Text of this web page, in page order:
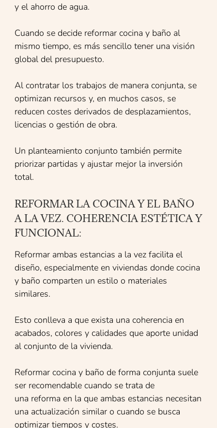
y el ahorro de agua.
Cuando se decide reformar cocina y baño al
mismo tiempo, es más sencillo tener una visión
global del presupuesto.
Al contratar los trabajos de manera conjunta, se
optimizan recursos y, en muchos casos, se
reducen costes derivados de desplazamientos,
licencias o gestión de obra.
Un planteamiento conjunto también permite
priorizar partidas y ajustar mejor la inversión
total.
REFORMAR LA COCINA Y EL BAÑO
A LA VEZ. COHERENCIA ESTÉTICA Y
FUNCIONAL:
Reformar ambas estancias a la vez facilita el
diseño, especialmente en viviendas donde cocina
y baño comparten un estilo o materiales
similares.
Esto conlleva a que exista una coherencia en
acabados, colores y calidades que aporte unidad
al conjunto de la vivienda.
Reformar cocina y baño de forma conjunta suele
ser recomendable cuando se trata de
una reforma en la que ambas estancias necesitan
una actualización similar o cuando se busca
optimizar tiempos y costes.